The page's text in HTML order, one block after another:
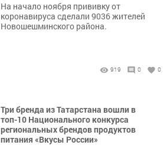
На начало ноября прививку от
коронавируса сделали 9036 жителей
Новошешминского района.
919 0 0
Три бренда из Татарстана вошли в
топ-10 Национального конкурса
региональных брендов продуктов
питания «Вкусы России»